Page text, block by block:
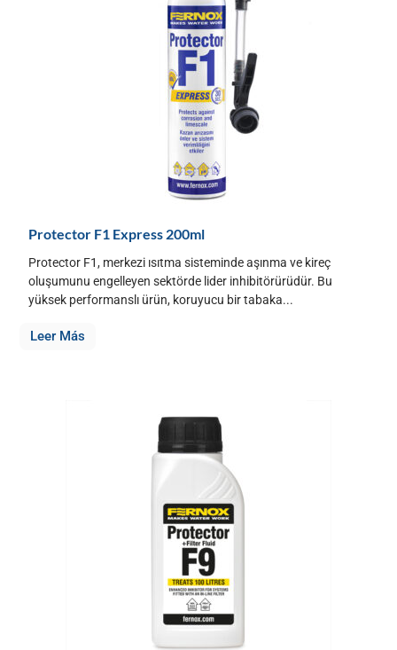
Protector F1 Express 200ml
Protector F1, merkezi ısıtma sisteminde aşınma ve kireç
oluşumunu engelleyen sektörde lider inhibitörürüdür. Bu
yüksek performanslı ürün, koruyucu bir tabaka...
Leer Más